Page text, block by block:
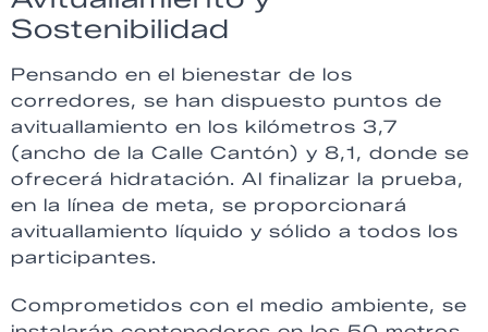
Sostenibilidad
Pensando en el bienestar de los
corredores, se han dispuesto puntos de
avituallamiento en los kilómetros 3,7
(ancho de la Calle Cantón) y 8,1, donde se
ofrecerá hidratación. Al finalizar la prueba,
en la línea de meta, se proporcionará
avituallamiento líquido y sólido a todos los
participantes.
Comprometidos con el medio ambiente, se